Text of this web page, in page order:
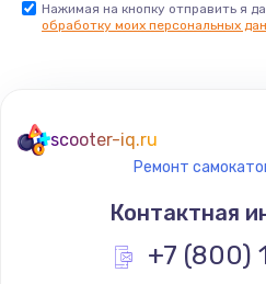
Нажимая на кнопку отправить я
обработку моих персональных
scooter-iq.ru
Ремонт
Контактная
+7 (800)